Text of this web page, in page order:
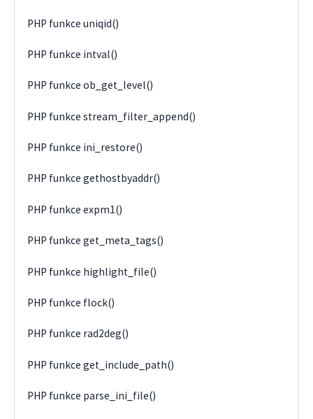
PHP funkce uniqid()
PHP funkce intval()
PHP funkce ob_get_level()
PHP funkce stream_filter_append()
PHP funkce ini_restore()
PHP funkce gethostbyaddr()
PHP funkce expm1()
PHP funkce get_meta_tags()
PHP funkce highlight_file()
PHP funkce flock()
PHP funkce rad2deg()
PHP funkce get_include_path()
PHP funkce parse_ini_file()